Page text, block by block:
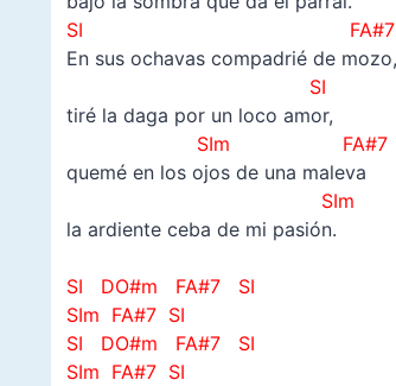
SI FA#7
En sus ochavas compadrié de mozo,
SI
tiré la daga por un loco amor,
SIm FA#7
quemé en los ojos de una maleva
SIm
la ardiente ceba de mi pasión.
SI DO#m FA#7 SI
SIm FA#7 SI
SI DO#m FA#7 SI
SIm FA#7 SI